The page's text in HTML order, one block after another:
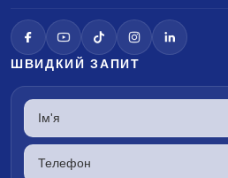
ШВИДКИЙ ЗАПИТ